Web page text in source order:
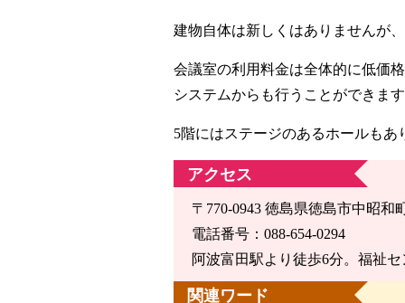
建物自体は新しくはありませんが
会議室の利用料金は全体的に低価
システムからも行うことができま
5階にはステージのあるホールも
アクセス
〒770-0943 徳島県徳島市中昭和
電話番号：088-654-0294
阿波富田駅より徒歩6分。福祉
関連ワード